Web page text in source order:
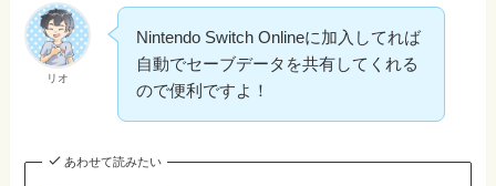
リオ
Nintendo Switch Onlineに加入してれば
自動でセーブデータを共有してくれる
ので便利ですよ！
あわせて読みたい